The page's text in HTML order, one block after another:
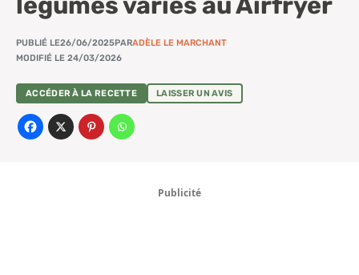
PUBLIÉ LE26/06/2025PARADÈLE LE MARCHANT
MODIFIÉ LE 24/03/2026
ACCÉDER À LA RECETTE LAISSER UN AVIS
Publicité